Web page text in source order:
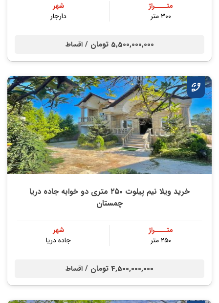
متــــراژ
۳۰۰ متر
شهر
دارجار
5,500,000,000 تومان / اقساط
خرید ویلا نیم پیلوت ۲۵۰ متری دو خوابه جاده دریا
چمستان
متــــراژ
۲۵۰ متر
شهر
جاده دریا
4,500,000,000 تومان / اقساط